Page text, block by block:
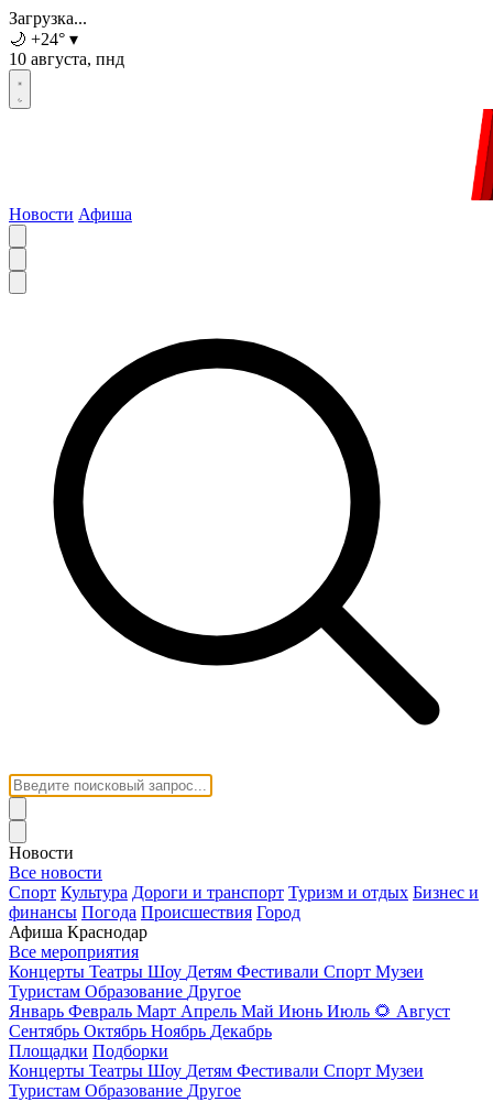
Загрузка...
🌙 +24° ▾
10 августа, пнд
Новости Афиша
Новости
Все новости
Спорт Культура Дороги и транспорт Туризм и отдых Бизнес и
финансы Погода Происшествия Город
Афиша Краснодар
Все мероприятия
Концерты Театры Шоу Детям Фестивали Спорт Музеи
Туристам Образование Другое
Январь Февраль Март Апрель Май Июнь Июль 🌻 Август
Сентябрь Октябрь Ноябрь Декабрь
Площадки Подборки
Концерты Театры Шоу Детям Фестивали Спорт Музеи
Туристам Образование Другое